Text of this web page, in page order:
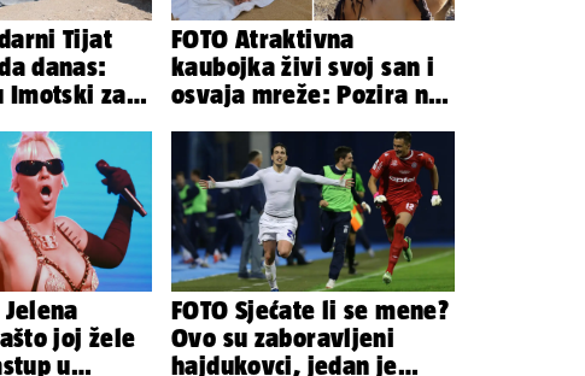
Tijat
danas:
Imotski za
FOTO Atraktivna
kaubojka živi svoj san i
osvaja mreže: Pozira na
rodeu...
Jelena
joj žele
u
FOTO Sjećate li se mene?
Ovo su zaboravljeni
hajdukovci, jedan je